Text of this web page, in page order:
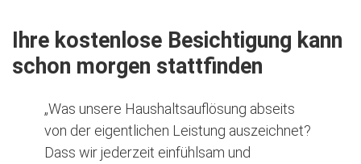
Ihre kostenlose Besichtigung kann
schon morgen stattfinden
„Was unsere Haushaltsauflösung abseits
von der eigentlichen Leistung auszeichnet?
Dass wir jederzeit einfühlsam und